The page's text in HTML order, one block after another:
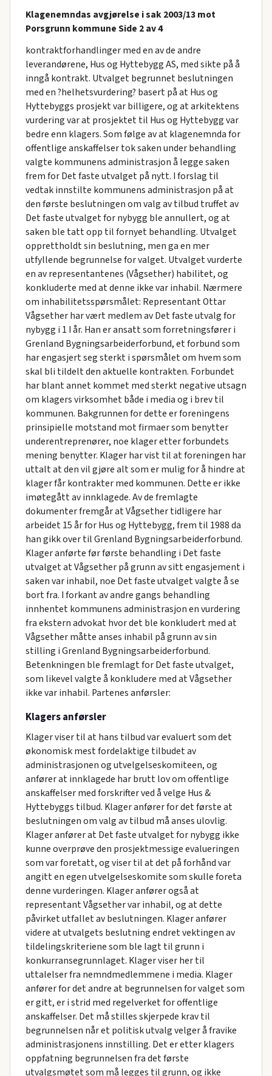
Klagenemndas avgjørelse i sak 2003/13 mot
Porsgrunn kommune Side 2 av 4
kontraktforhandlinger med en av de andre
leverandørene, Hus og Hyttebygg AS, med sikte på å
inngå kontrakt. Utvalget begrunnet beslutningen
med en ?helhetsvurdering? basert på at Hus og
Hyttebyggs prosjekt var billigere, og at arkitektens
vurdering var at prosjektet til Hus og Hyttebygg var
bedre enn klagers. Som følge av at klagenemnda for
offentlige anskaffelser tok saken under behandling
valgte kommunens administrasjon å legge saken
frem for Det faste utvalget på nytt. I forslag til
vedtak innstilte kommunens administrasjon på at
den første beslutningen om valg av tilbud truffet av
Det faste utvalget for nybygg ble annullert, og at
saken ble tatt opp til fornyet behandling. Utvalget
opprettholdt sin beslutning, men ga en mer
utfyllende begrunnelse for valget. Utvalget vurderte
en av representantenes (Vågsether) habilitet, og
konkluderte med at denne ikke var inhabil. Nærmere
om inhabilitetsspørsmålet: Representant Ottar
Vågsether har vært medlem av Det faste utvalg for
nybygg i 1 I år. Han er ansatt som forretningsfører i
Grenland Bygningsarbeiderforbund, et forbund som
har engasjert seg sterkt i spørsmålet om hvem som
skal bli tildelt den aktuelle kontrakten. Forbundet
har blant annet kommet med sterkt negative utsagn
om klagers virksomhet både i media og i brev til
kommunen. Bakgrunnen for dette er foreningens
prinsipielle motstand mot firmaer som benytter
underentreprenører, noe klager etter forbundets
mening benytter. Klager har vist til at foreningen har
uttalt at den vil gjøre alt som er mulig for å hindre at
klager får kontrakter med kommunen. Dette er ikke
imøtegått av innklagede. Av de fremlagte
dokumenter fremgår at Vågsether tidligere har
arbeidet 15 år for Hus og Hyttebygg, frem til 1988 da
han gikk over til Grenland Bygningsarbeiderforbund.
Klager anførte før første behandling i Det faste
utvalget at Vågsether på grunn av sitt engasjement i
saken var inhabil, noe Det faste utvalget valgte å se
bort fra. I forkant av andre gangs behandling
innhentet kommunens administrasjon en vurdering
fra ekstern advokat hvor det ble konkludert med at
Vågsether måtte anses inhabil på grunn av sin
stilling i Grenland Bygningsarbeiderforbund.
Betenkningen ble fremlagt for Det faste utvalget,
som likevel valgte å konkludere med at Vågsether
ikke var inhabil. Partenes anførsler:
Klagers anførsler
Klager viser til at hans tilbud var evaluert som det
økonomisk mest fordelaktige tilbudet av
administrasjonen og utvelgelseskomiteen, og
anfører at innklagede har brutt lov om offentlige
anskaffelser med forskrifter ved å velge Hus &
Hyttebyggs tilbud. Klager anfører for det første at
beslutningen om valg av tilbud må anses ulovlig.
Klager anfører at Det faste utvalget for nybygg ikke
kunne overprøve den prosjektmessige evalueringen
som var foretatt, og viser til at det på forhånd var
angitt en egen utvelgelseskomite som skulle foreta
denne vurderingen. Klager anfører også at
representant Vågsether var inhabil, og at dette
påvirket utfallet av beslutningen. Klager anfører
videre at utvalgets beslutning endret vektingen av
tildelingskriteriene som ble lagt til grunn i
konkurransegrunnlaget. Klager viser her til
uttalelser fra nemndmedlemmene i media. Klager
anfører for det andre at begrunnelsen for valget som
er gitt, er i strid med regelverket for offentlige
anskaffelser. Det må stilles skjerpede krav til
begrunnelsen når et politisk utvalg velger å fravike
administrasjonens innstilling. Det er etter klagers
oppfatning begrunnelsen fra det første
utvalgsmøtet som må legges til grunn, og ikke